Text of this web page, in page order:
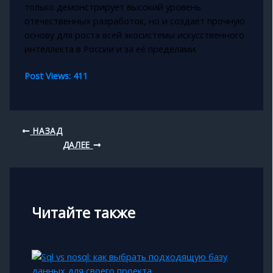
только демонстрирует высокий уровень
отечественных разработок, но и создаёт прочную
основу для роста всей экосистемы искусственного
интеллекта в России и за её пределами.
Post Views: 411
НАЗАД
ДАЛЕЕ
Читайте также